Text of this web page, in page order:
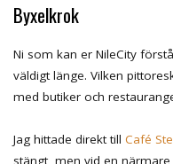
Byxelkrok
Ni som kan er NileCity
väldigt länge. Vilken
med butiker och
Jag hittade direkt till Café
stängt, men vid en